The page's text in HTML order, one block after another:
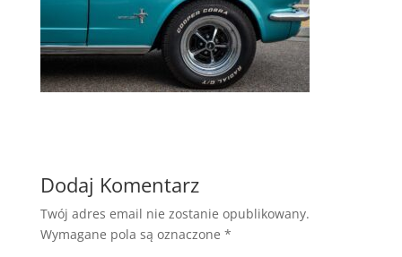
Dodaj Komentarz
Twój adres email nie zostanie opublikowany.
Wymagane pola są oznaczone *